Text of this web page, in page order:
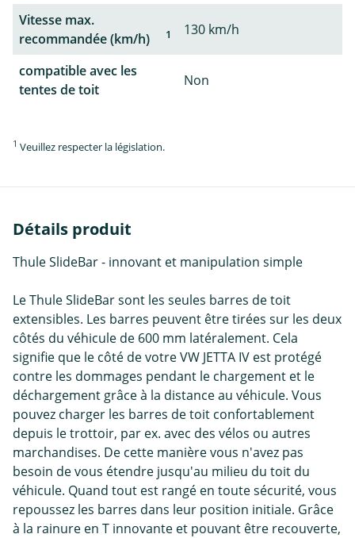
Vitesse max.
recommandée (km/h)
1 130 km/h
compatible avec les
tentes de toit
Non
1 Veuillez respecter la législation.
Détails produit
Thule SlideBar - innovant et manipulation simple
Le Thule SlideBar sont les seules barres de toit
extensibles. Les barres peuvent être tirées sur les deux
côtés du véhicule de 600 mm latéralement. Cela
signifie que le côté de votre VW JETTA IV est protégé
contre les dommages pendant le chargement et le
déchargement grâce à la distance au véhicule. Vous
pouvez charger les barres de toit confortablement
depuis le trottoir, par ex. avec des vélos ou autres
marchandises. De cette manière vous n'avez pas
besoin de vous étendre jusqu'au milieu du toit du
véhicule. Quand tout est rangé en toute sécurité, vous
repoussez les barres dans leur position initiale. Grâce
à la rainure en T innovante et pouvant être recouverte,